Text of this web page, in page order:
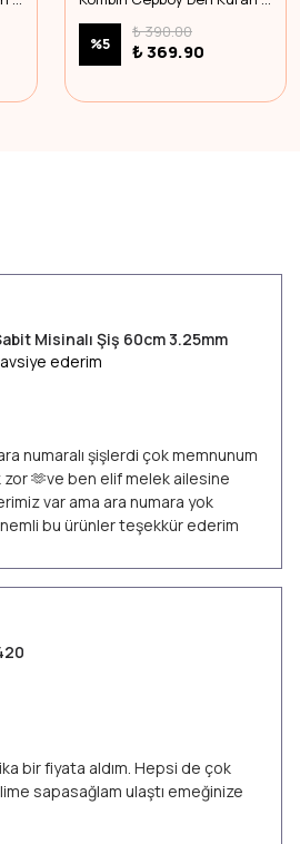
%5
₺ 390.00
₺ 369.90
Misinalı Şiş 60cm 3.25mm
ederim
numaralı şişlerdi çok memnunum
zor 🫶ve ben elif melek ailesine
var ama ara numara yok
bu ürünler teşekkür ederim
bir fiyata aldım. Hepsi de çok
sapasağlam ulaştı emeğinize